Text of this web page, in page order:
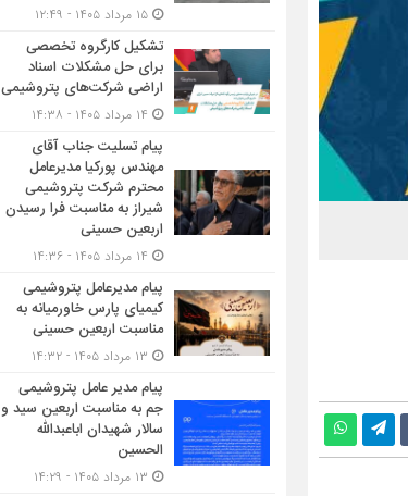
تشکیل کارگروه تخصصی
برای حل مشکلات اسناد
اراضی شرکت‌های پتروشیمی
پیام تسلیت جناب آقای
مهندس پوركیا مدیرعامل
محترم شركت پتروشیمی
شیراز به مناسبت فرا رسیدن
اربعین حسینی
پیام مدیرعامل پتروشیمی
کیمیای پارس خاورمیانه به
مناسبت اربعین حسینی
پیام مدیر عامل پتروشیمی
جم به مناسبت اربعین سید و
سالار شهیدان اباعبدالله
الحسین